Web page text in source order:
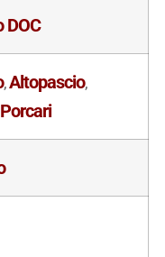
DOC
,Altopascio,
Porcari